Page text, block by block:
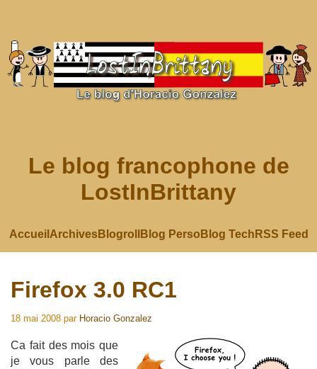
Le blog francophone de
LostInBrittany
Accueil ArchivesBlogroll Blog Perso Blog Tech RSS Feed
Firefox 3.0 RC1
18 mai 2008 par Horacio Gonzalez
Ca fait des mois que
je vous parle des